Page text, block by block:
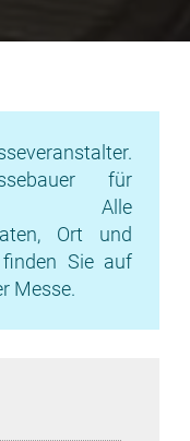
für
Alle
Ort und
finden Sie auf
Messe.